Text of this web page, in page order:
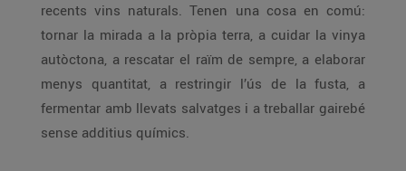
recents vins naturals. Tenen una cosa en comú:
tornar la mirada a la pròpia terra, a cuidar la vinya
autòctona, a rescatar el raïm de sempre, a elaborar
menys quantitat, a restringir l’ús de la fusta, a
fermentar amb llevats salvatges i a treballar gairebé
sense additius químics.